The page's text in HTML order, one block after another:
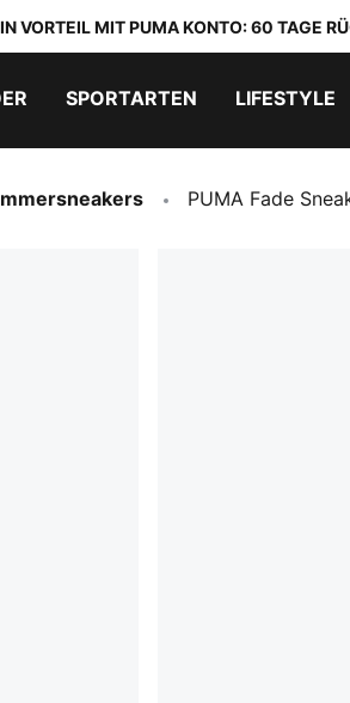
VORTEIL MIT PUMA KONTO: 60 TAGE
SPORTARTEN LIFESTYLE
PUMA Fade